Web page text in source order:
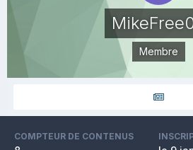
Membre
COMPTEUR DE CONTENUS